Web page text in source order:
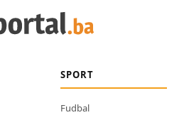
SPORT
Fudbal